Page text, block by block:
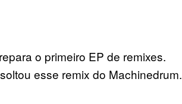
o primeiro EP de remixes.
esse remix do Machinedrum.